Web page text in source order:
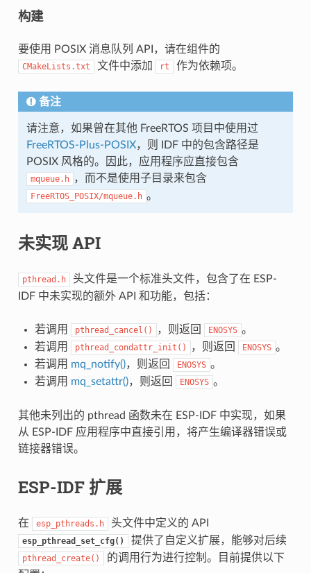
构建
要使用 POSIX 消息队列 API，请在组件的
CMakeLists.txt 文件中添加 rt 作为依赖项。
备注
请注意，如果曾在其他 FreeRTOS 项目中使用过
FreeRTOS-Plus-POSIX，则 IDF 中的包含路径是
POSIX 风格的。因此，应用程序应直接包含
mqueue.h ，而不是使用子目录来包含
FreeRTOS_POSIX/mqueue.h 。
未实现 API
pthread.h
头文件是一个标准头文件，包含了在 ESP-
IDF 中未实现的额外 API 和功能，包括：
若调用 pthread_cancel() ，则返回 ENOSYS 。
若调用
pthread_condattr_init() ，则返回 ENOSYS 。
若调用 mq_notify()，则返回 ENOSYS 。
若调用 mq_setattr()，则返回 ENOSYS 。
其他未列出的 pthread 函数未在 ESP-IDF 中实现，如果
从 ESP-IDF 应用程序中直接引用，将产生编译器错误或
链接器错误。
ESP-IDF 扩展
在 esp_pthreads.h 头文件中定义的 API
esp_pthread_set_cfg() 提供了自定义扩展，能够对后续
pthread_create()
的调用行为进行控制。目前提供以下